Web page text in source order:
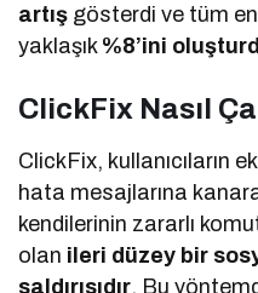
artış gösterdi ve tüm
yaklaşık %8’ini
ClickFix Nasıl
ClickFix, kullanıcıların
hata mesajlarına
kendilerinin zararlı
olan ileri düzey bir
saldırısıdır. Bu